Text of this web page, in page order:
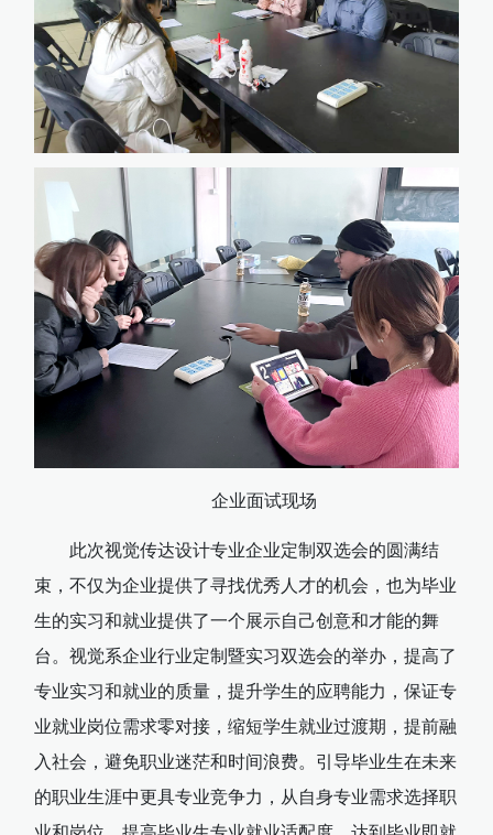
企业面试现场
此次视觉传达设计专业企业定制双选会的圆满结
束，不仅为企业提供了寻找优秀人才的机会，也为毕业
生的实习和就业提供了一个展示自己创意和才能的舞
台。视觉系企业行业定制暨实习双选会的举办，提高了
专业实习和就业的质量，提升学生的应聘能力，保证专
业就业岗位需求零对接，缩短学生就业过渡期，提前融
入社会，避免职业迷茫和时间浪费。引导毕业生在未来
的职业生涯中更具专业竞争力，从自身专业需求选择职